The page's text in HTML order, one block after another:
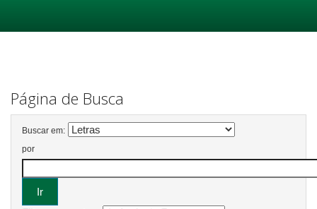
Página de Busca
Buscar em:
por